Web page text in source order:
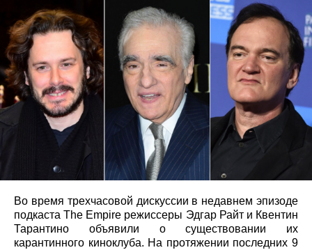
Во время трехчасовой дискуссии в недавнем эпизоде
подкаста The Empire режиссеры Эдгар Райт и Квентин
Тарантино объявили о существовании их
карантинного киноклуба. На протяжении последних 9